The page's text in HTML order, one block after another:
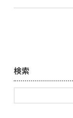
検索
索: